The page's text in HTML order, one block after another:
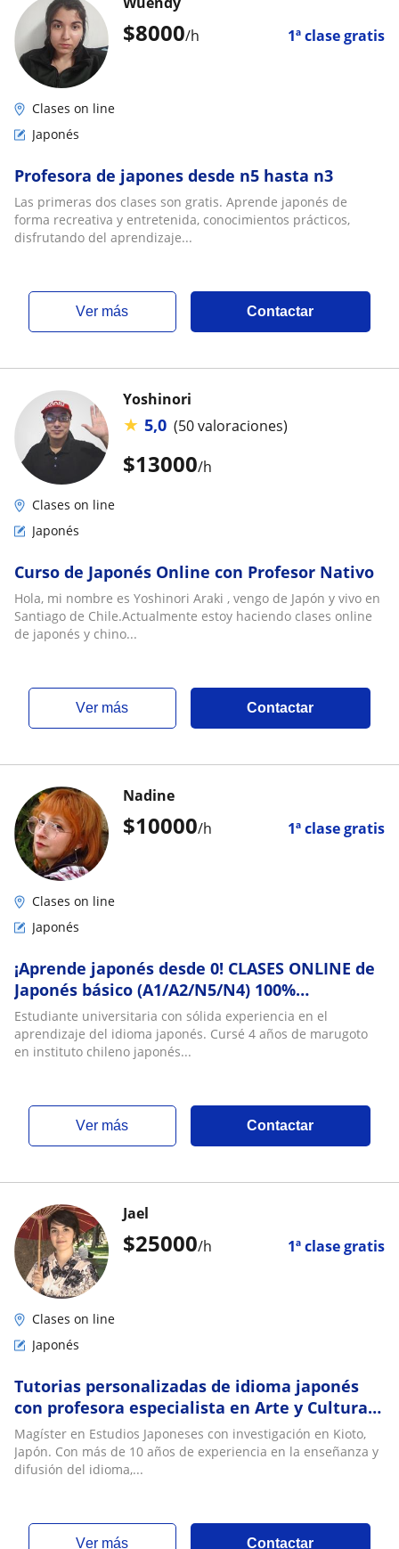
$8000/h 1ª clase gratis
Clases on line
Japonés
Profesora de japones desde n5 hasta n3
Las primeras dos clases son gratis. Aprende japonés de
forma recreativa y entretenida, conocimientos prácticos,
disfrutando del aprendizaje...
ver más Contactar
$13000/h
Yoshinori
★ 5,0 (50 valoraciones)
Clases on line
Japonés
Curso de Japonés Online con Profesor Nativo
Hola, mi nombre es Yoshinori Araki , vengo de Japón y vivo en
Santiago de Chile.Actualmente estoy haciendo clases online
de japonés y chino...
ver más Contactar
$10000/h 1ª clase gratis
Nadine
Clases on line
Japonés
¡Aprende japonés desde 0! CLASES ONLINE de
Japonés básico (A1/A2/N5/N4) 100%
PERSONALIZADAS
Estudiante universitaria con sólida experiencia en el
aprendizaje del idioma japonés. Cursé 4 años de marugoto
en instituto chileno japonés...
ver más Contactar
$25000/h 1ª clase gratis
Jael
Clases on line
Japonés
Tutorias personalizadas de idioma japonés
con profesora especialista en Arte y Cultura
japonesa
Magíster en Estudios Japoneses con investigación en Kioto,
Japón. Con más de 10 años de experiencia en la enseñanza y
difusión del idioma,...
ver más Contactar